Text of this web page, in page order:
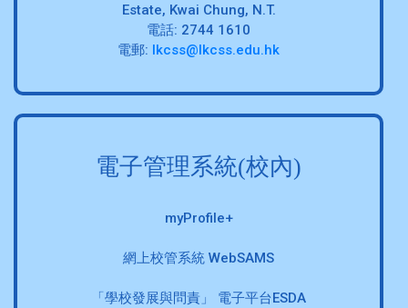
Estate, Kwai Chung, N.T.
電話: 2744 1610
電郵:
lkcss@lkcss.edu.hk
電子管理系統(校內)
myProfile+
網上校管系統 WebSAMS
「學校發展與問責」 電子平台ESDA